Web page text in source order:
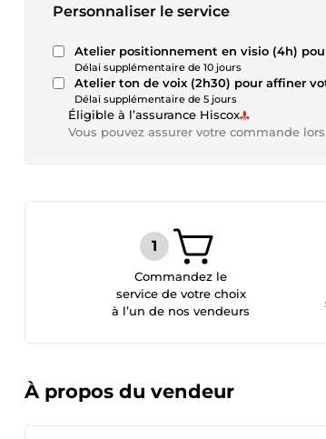
Personnaliser le service
Atelier positionnement en visio (4h)
Délai supplémentaire de 10 jours
Atelier ton de voix (2h30) pour affiner
Délai supplémentaire de 5 jours
Éligible à l’assurance Hiscox
Vous pouvez assurer votre commande
Commandez le
service de votre choix
à l’un de nos vendeurs
À propos du vendeur